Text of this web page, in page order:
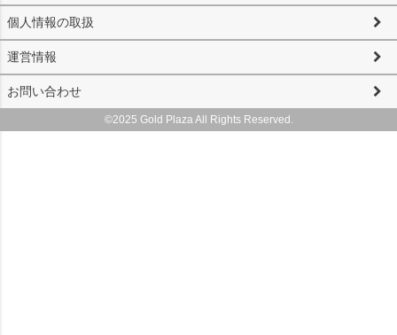
個人情報の取扱
運営情報
お問い合わせ
©2025 Gold Plaza All Rights Reserved.